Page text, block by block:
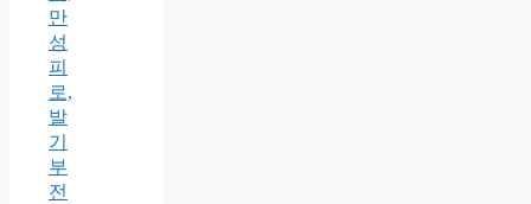
만
성
피
로,
발
기
부
전